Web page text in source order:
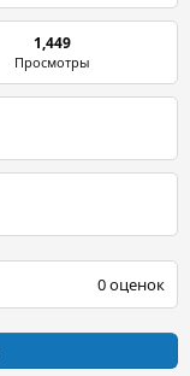
1,449
Просмотры
0 оценок